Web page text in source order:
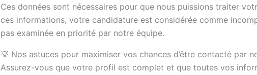
Ces données sont nécessaires pour que nous puissions traiter
ces informations, votre candidature est considérée comme
pas examinée en priorité par notre équipe.
💡 Nos astuces pour maximiser vos chances d’être contacté par
Assurez-vous que votre profil est complet et que toutes vos